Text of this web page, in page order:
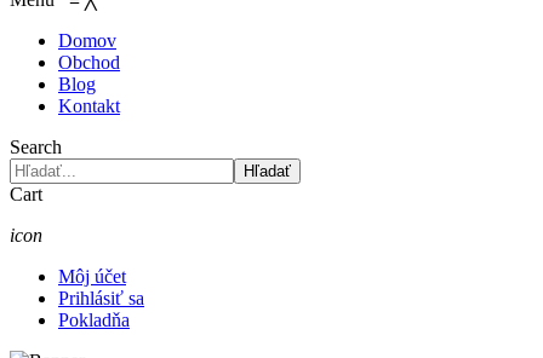
Domov
Obchod
Blog
Kontakt
Search
Hľadať
Cart
icon
Môj účet
Prihlásiť sa
Pokladňa